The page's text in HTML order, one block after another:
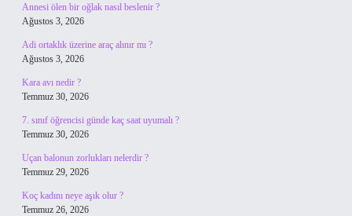
Annesi ölen bir oğlak nasıl beslenir ?
Ağustos 3, 2026
Adi ortaklık üzerine araç alınır mı ?
Ağustos 3, 2026
Kara avı nedir ?
Temmuz 30, 2026
7. sınıf öğrencisi günde kaç saat uyumalı ?
Temmuz 30, 2026
Uçan balonun zorlukları nelerdir ?
Temmuz 29, 2026
Koç kadını neye aşık olur ?
Temmuz 26, 2026